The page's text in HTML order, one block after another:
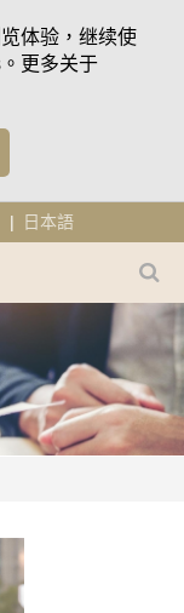
体验，继续使
更多关于
日本語